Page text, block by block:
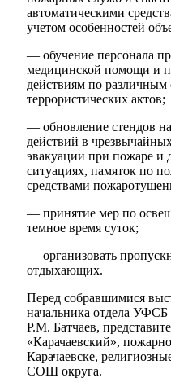
автоматическими
учетом особенностей
— обучение персонала
медицинской помощи и
действиям по
террористических актов;
— обновление стендов
действий в
эвакуации при пожаре и
ситуациях, памяток по
средствами
— принятие мер по
темное время суток;
— организовать
отдыхающих.
Перед собравшимися
начальника отдела
Р.М. Батчаев,
«Карачаевский»,
Карачаевске,
СОШ округа.
Об округе